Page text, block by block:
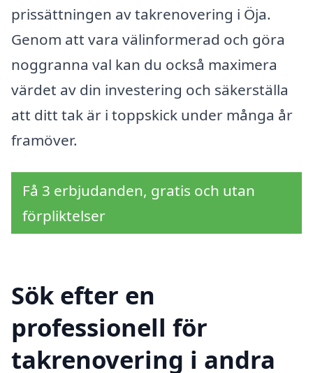
prissättningen av takrenovering i Öja.
Genom att vara välinformerad och göra
noggranna val kan du också maximera
värdet av din investering och säkerställa
att ditt tak är i toppskick under många år
framöver.
Få 3 erbjudanden, gratis och utan
förpliktelser
Sök efter en
professionell för
takrenovering i andra